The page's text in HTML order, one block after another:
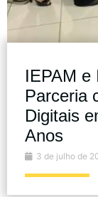
IEPAM e
Parceria
Digitais
Anos
3 de julho de